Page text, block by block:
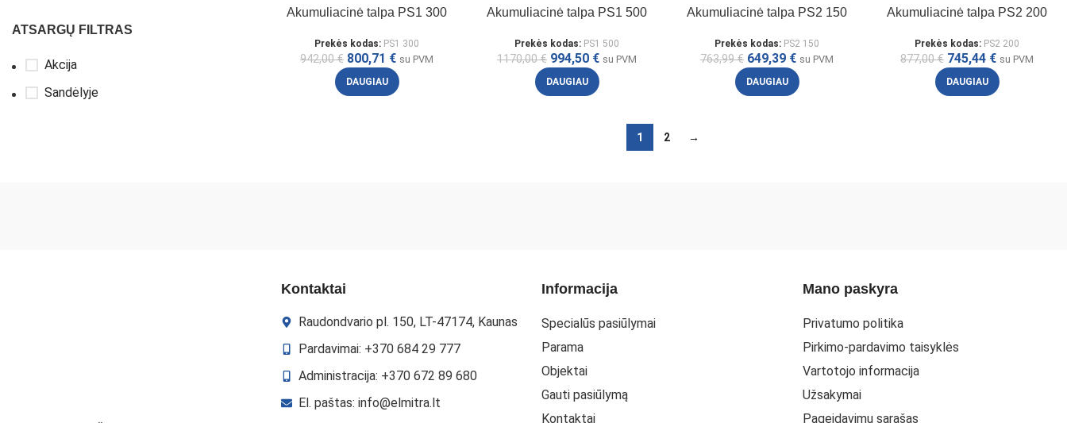
ATSARGŲ FILTRAS
Akcija
Sandėlyje
Akumuliacinė talpa PS1 300
Prekės kodas: PS1 300
942,00€ 800,71 € su PVM
DAUGIAU
Akumuliacinė talpa PS1 500
Prekės kodas: PS1 500
1170,00€ 994,50 € su PVM
DAUGIAU
Akumuliacinė talpa PS2 150
Prekės kodas: PS2 150
763,99€ 649,39 € su PVM
DAUGIAU
Akumuliacinė talpa PS2 200
Prekės kodas: PS2 200
877,00€ 745,44 € su PVM
DAUGIAU
1 2 →
Kontaktai
Raudondvario pl. 150, LT-47174, Kaunas
Pardavimai: +370 684 29 777
Administracija: +370 672 89 680
El. paštas: info@elmitra.lt
Informacija
Specialūs pasiūlymai
Parama
Objektai
Gauti pasiūlymą
Kontaktai
Mano paskyra
Privatumo politika
Pirkimo-pardavimo taisyklės
Vartotojo informacija
Užsakymai
Pageidavimų sąrašas